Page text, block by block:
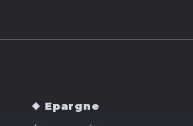
Epargne